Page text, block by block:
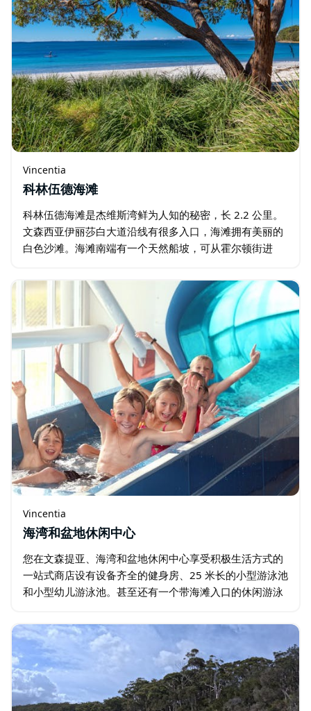
Vincentia
科林伍德海滩
科林伍德海滩是杰维斯湾鲜为人知的秘密，长 2.2 公里。
文森西亚伊丽莎白大道沿线有很多入口，海滩拥有美丽的
白色沙滩。海滩南端有一个天然船坡，可从霍尔顿街进
Vincentia
海湾和盆地休闲中心
您在文森提亚、海湾和盆地休闲中心享受积极生活方式的
一站式商店设有设备齐全的健身房、25 米长的小型游泳池
和小型幼儿游泳池。甚至还有一个带海滩入口的休闲游泳
所设施。…